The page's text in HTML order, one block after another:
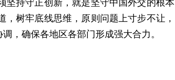
坚持守正创新，就是坚守中国外交的根本
树牢底线思维，原则问题上寸步不让，
，确保各地区各部门形成强大合力。